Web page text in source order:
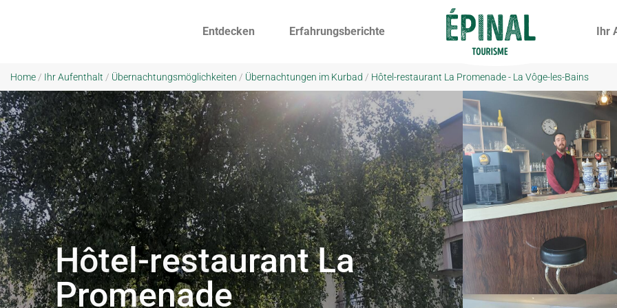
Entdecken Erfahrungsberichte Ihr
Home / Ihr Aufenthalt / Übernachtungsmöglichkeiten / Übernachtungen im Kurbad / Hôtel-restaurant La Promenade - La Vôge-les-Bains
Hôtel-restaurant La
Promenade